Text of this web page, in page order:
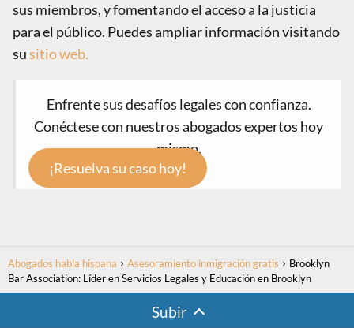
sus miembros, y fomentando el acceso a la justicia
para el público. Puedes ampliar información visitando
susitio web.
Enfrente sus desafíos legales con confianza.
Conéctese con nuestros abogados expertos hoy
mismo.
¡Resuelva su caso hoy!
Abogados habla hispana Asesoramiento inmigración gratis
Brooklyn
Bar Association: Líder en Servicios Legales y Educación en Brooklyn
Subir